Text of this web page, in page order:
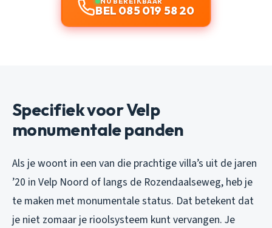
BEL 085 019 58 20
Specifiek voor Velp
monumentale panden
Als je woont in een van die prachtige villa’s uit de jaren
’20 in Velp Noord of langs de Rozendaalseweg, heb je
te maken met monumentale status. Dat betekent dat
je niet zomaar je rioolsysteem kunt vervangen. Je